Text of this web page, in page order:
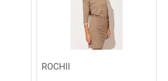
ROCHII